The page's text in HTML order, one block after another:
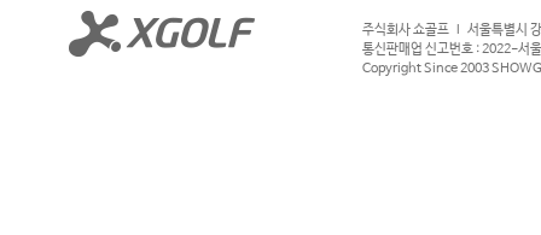
주식회사 쇼골프 l 서울특별시
통신판매업 신고번호 : 2022-
Copyright Since 2003